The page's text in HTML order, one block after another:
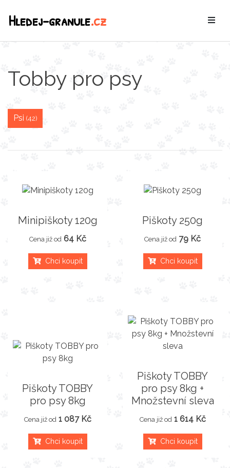
Hledej-granule.cz
Tobby pro psy
Psi (42)
Minipiškoty 120g
Cena již od 64 Kč
Chci koupit
Piškoty 250g
Cena již od 79 Kč
Chci koupit
Piškoty TOBBY
pro psy 8kg
Cena již od 1 087 Kč
Chci koupit
Piškoty TOBBY
pro psy 8kg +
Množstevní sleva
Cena již od 1 614 Kč
Chci koupit